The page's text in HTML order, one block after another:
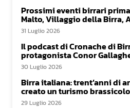
Prossimi eventi birrari
Malto, Villaggio della Birra,
31 Luglio 2026
Il podcast di Cronache di
protagonista Conor
30 Luglio 2026
Birra italiana: trent’anni di
creato un turismo
29 Luglio 2026